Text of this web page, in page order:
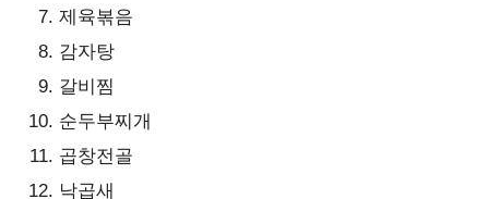
제육볶음
감자탕
갈비찜
순두부찌개
곱창전골
낙곱새